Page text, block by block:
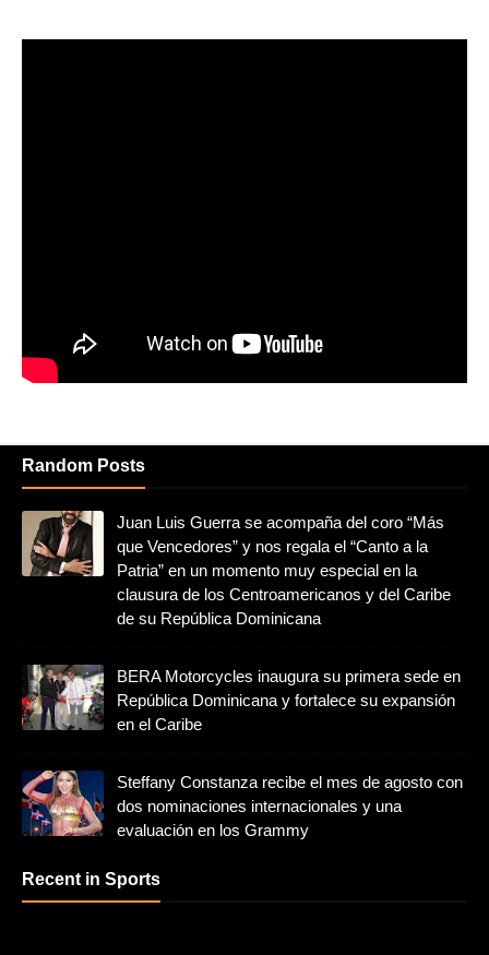
Random Posts
Juan Luis Guerra se acompaña del coro “Más
que Vencedores” y nos regala el “Canto a la
Patria” en un momento muy especial en la
clausura de los Centroamericanos y del Caribe
de su República Dominicana
BERA Motorcycles inaugura su primera sede en
República Dominicana y fortalece su expansión
en el Caribe
Steffany Constanza recibe el mes de agosto con
dos nominaciones internacionales y una
evaluación en los Grammy
Recent in Sports